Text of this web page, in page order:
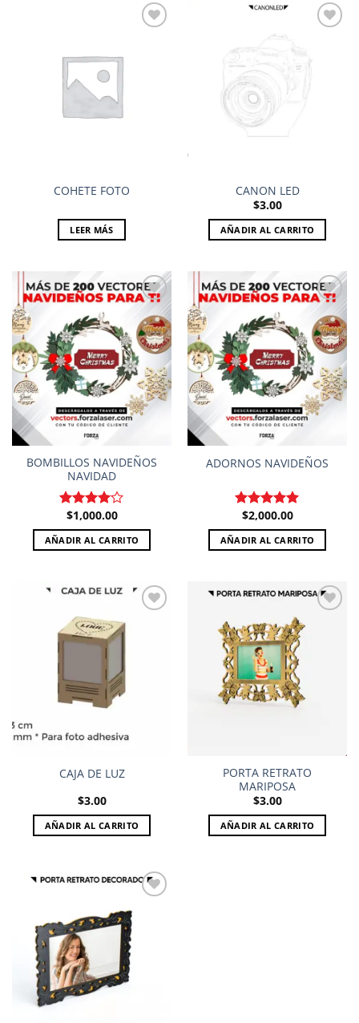
tiene
variantes.
Las
se
pueden
de
producto
COHETE FOTO
LEER MÁS
Add to
CANON LED
$3.00
AÑADIR AL CARRITO
Add to
wishlist
BOMBILLOS NAVIDEÑOS
NAVIDAD
Valorado
en4.00
de 5
$1,000.00
AÑADIR AL CARRITO
Add to
wishlist
ADORNOS NAVIDEÑOS
Valorado en
5.00de 5
$2,000.00
AÑADIR AL CARRITO
CAJA DE LUZ
$3.00
AÑADIR AL CARRITO
PORTA RETRATO
MARIPOSA
$3.00
AÑADIR AL CARRITO
wishlist